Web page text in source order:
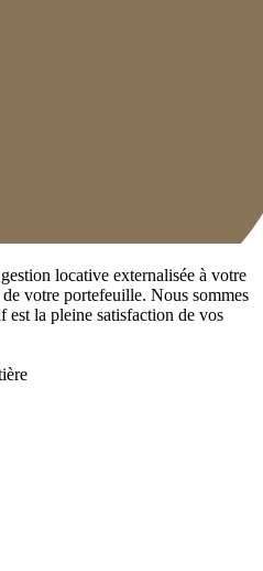
locative externalisée à votre
votre portefeuille. Nous sommes
la pleine satisfaction de vos